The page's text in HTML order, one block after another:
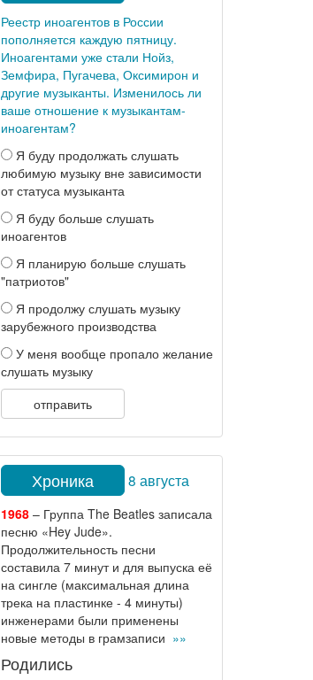
Реестр иноагентов в России
пополняется каждую пятницу.
Иноагентами уже стали Нойз,
Земфира, Пугачева, Оксимирон и
другие музыканты. Изменилось ли
ваше отношение к музыкантам-
иноагентам?
Я буду продолжать слушать
любимую музыку вне зависимости
от статуса музыканта
Я буду больше слушать
иноагентов
Я планирую больше слушать
"патриотов"
Я продолжу слушать музыку
зарубежного производства
У меня вообще пропало желание
слушать музыку
отправить
Хроника 8 августа
1968– Группа The Beatles записала
песню «Hey Jude».
Продолжительность песни
составила 7 минут и для выпуска её
на сингле (максимальная длина
трека на пластинке - 4 минуты)
инженерами были применены
новые методы в грамзаписи »»
Родились